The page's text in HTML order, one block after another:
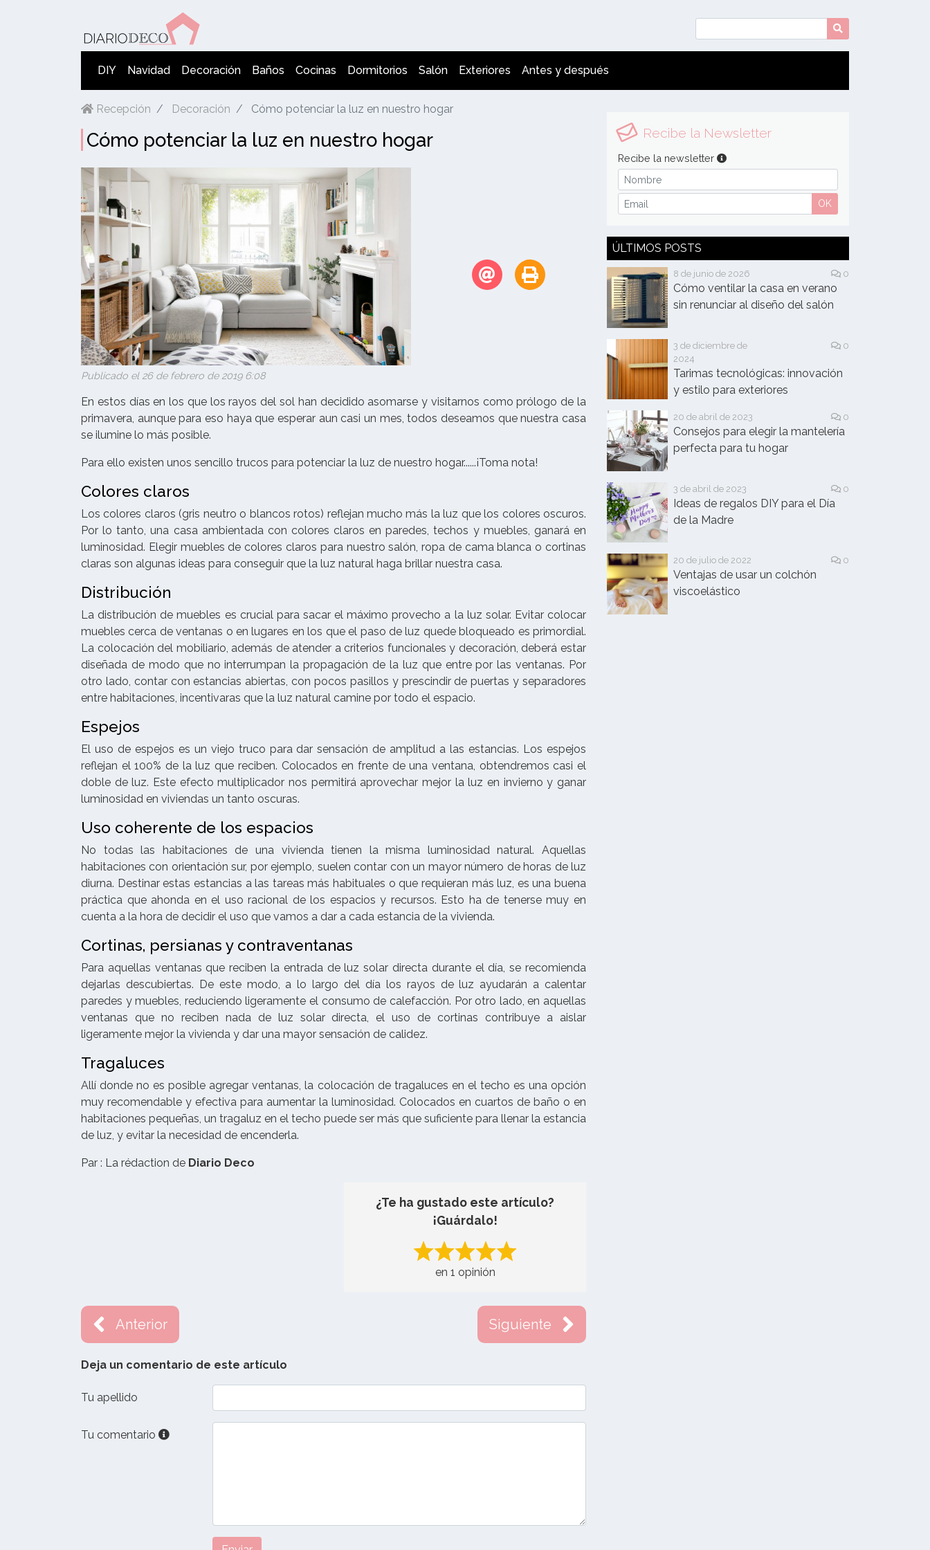
DIY Navidad Decoración Baños Cocinas Dormitorios Salón Exteriores Antes y después
Recepción Decoración Cómo potenciar la luz en nuestro hogar
Cómo potenciar la luz en nuestro hogar
Publicado el 26 de febrero de 2019 6:08
En estos días en los que los rayos del sol han decidido asomarse y visitarnos como prólogo de la
primavera, aunque para eso haya que esperar aun casi un mes, todos deseamos que nuestra casa
se ilumine lo más posible.
Para ello existen unos sencillo trucos para potenciar la luz de nuestro hogar......¡Toma nota!
Colores claros
Los colores claros (gris neutro o blancos rotos) reflejan mucho más la luz que los colores oscuros.
Por lo tanto, una casa ambientada con colores claros en paredes, techos y muebles, ganará en
luminosidad. Elegir muebles de colores claros para nuestro salón, ropa de cama blanca o cortinas
claras son algunas ideas para conseguir que la luz natural haga brillar nuestra casa.
Distribución
La distribución de muebles es crucial para sacar el máximo provecho a la luz solar. Evitar colocar
muebles cerca de ventanas o en lugares en los que el paso de luz quede bloqueado es primordial.
La colocación del mobiliario, además de atender a criterios funcionales y decoración, deberá estar
diseñada de modo que no interrumpan la propagación de la luz que entre por las ventanas. Por
otro lado, contar con estancias abiertas, con pocos pasillos y prescindir de puertas y separadores
entre habitaciones, incentivaras que la luz natural camine por todo el espacio.
Espejos
El uso de espejos es un viejo truco para dar sensación de amplitud a las estancias. Los espejos
reflejan el 100% de la luz que reciben. Colocados en frente de una ventana, obtendremos casi el
doble de luz. Este efecto multiplicador nos permitirá aprovechar mejor la luz en invierno y ganar
luminosidad en viviendas un tanto oscuras.
Uso coherente de los espacios
No todas las habitaciones de una vivienda tienen la misma luminosidad natural. Aquellas
habitaciones con orientación sur, por ejemplo, suelen contar con un mayor número de horas de luz
diurna. Destinar estas estancias a las tareas más habituales o que requieran más luz, es una buena
práctica que ahonda en el uso racional de los espacios y recursos. Esto ha de tenerse muy en
cuenta a la hora de decidir el uso que vamos a dar a cada estancia de la vivienda.
Cortinas, persianas y contraventanas
Para aquellas ventanas que reciben la entrada de luz solar directa durante el día, se recomienda
dejarlas descubiertas. De este modo, a lo largo del día los rayos de luz ayudarán a calentar
paredes y muebles, reduciendo ligeramente el consumo de calefacción. Por otro lado, en aquellas
ventanas que no reciben nada de luz solar directa, el uso de cortinas contribuye a aislar
ligeramente mejor la vivienda y dar una mayor sensación de calidez.
Tragaluces
Allí donde no es posible agregar ventanas, la colocación de tragaluces en el techo es una opción
muy recomendable y efectiva para aumentar la luminosidad. Colocados en cuartos de baño o en
habitaciones pequeñas, un tragaluz en el techo puede ser más que suficiente para llenar la estancia
de luz, y evitar la necesidad de encenderla.
Par : La rédaction de Diario Deco
¿Te ha gustado este artículo?
¡Guárdalo!
en 1 opinión
Anterior Siguiente
Deja un comentario de este artículo
Tu apellido
Tu comentario
Recibe la Newsletter
Recibe la newsletter
OK
ÚLTIMOS POSTS
8 de junio de 2026 0
Cómo ventilar la casa en verano
sin renunciar al diseño del salón
3 de diciembre de
2024
0
Tarimas tecnológicas: innovación
y estilo para exteriores
20 de abril de 2023 0
Consejos para elegir la mantelería
perfecta para tu hogar
3 de abril de 2023 0
Ideas de regalos DIY para el Día
de la Madre
20 de julio de 2022 0
Ventajas de usar un colchón
viscoelástico